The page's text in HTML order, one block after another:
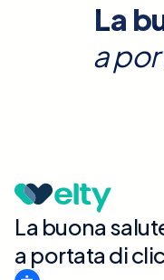
La
a
La buona
a portata di